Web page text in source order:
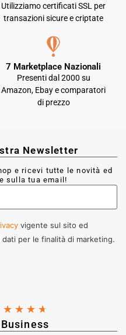
Utilizziamo certificati SSL per
transazioni sicure e criptate
7 Marketplace Nazionali
Presenti dal 2000 su
Amazon, Ebay e comparatori
di prezzo
Newsletter
e ricevi tutte le novità ed
sulla tua email!
vigente sul sito ed
per le finalità di marketing.
★ ★ ★ ★